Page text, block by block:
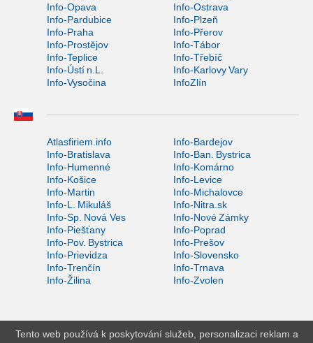
Info-Opava
Info-Ostrava
Info-Pardubice
Info-Plzeň
Info-Praha
Info-Přerov
Info-Prostějov
Info-Tábor
Info-Teplice
Info-Třebíč
Info-Ústí n.L.
Info-Karlovy Vary
Info-Vysočina
InfoZlín
Atlasfiriem.info
Info-Bardejov
Info-Bratislava
Info-Ban. Bystrica
Info-Humenné
Info-Komárno
Info-Košice
Info-Levice
Info-Martin
Info-Michalovce
Info-L. Mikuláš
Info-Nitra.sk
Info-Sp. Nová Ves
Info-Nové Zámky
Info-Piešťany
Info-Poprad
Info-Pov. Bystrica
Info-Prešov
Info-Prievidza
Info-Slovensko
Info-Trenčín
Info-Trnava
Info-Žilina
Info-Zvolen
Tento web používá k poskytování služeb, personalizaci reklam a